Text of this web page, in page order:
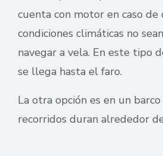
cuenta con motor en caso de
condiciones climáticas no
navegar a vela. En este tipo
se llega hasta el faro.
La otra opción es en un
recorridos duran alrededor